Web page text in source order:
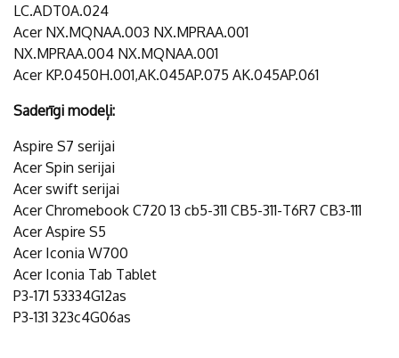
LC.ADT0A.024
Acer NX.MQNAA.003 NX.MPRAA.001
NX.MPRAA.004 NX.MQNAA.001
Acer KP.0450H.001,AK.045AP.075 AK.045AP.061
Saderīgi modeļi:
Aspire S7 serijai
Acer Spin serijai
Acer swift serijai
Acer Chromebook C720 13 cb5-311 CB5-311-T6R7 CB3-111
Acer Aspire S5
Acer Iconia W700
Acer Iconia Tab Tablet
P3-171 53334G12as
P3-131 323c4G06as